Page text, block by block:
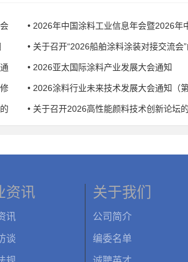
• 2026年中国涂料工业信息年会暨2026年
• 关于召开“2026船舶涂料涂装对接交流会
• 2026亚太国际涂料产业发展大会通知
• 2026涂料行业未来技术发展大会通知（第
• 关于召开2026高性能颜料技术创新论坛
资讯
讯
谈
关于我们
公司简介
编委名单